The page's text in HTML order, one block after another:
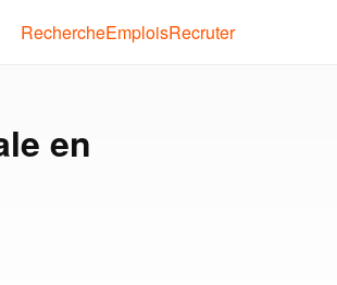
RechercheEmploisRecruter
en